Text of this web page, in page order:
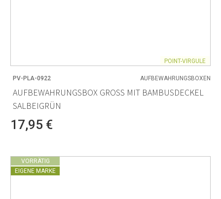
POINT-VIRGULE
PV-PLA-0922 AUFBEWAHRUNGSBOXEN
AUFBEWAHRUNGSBOX GROSS MIT BAMBUSDECKEL S
ALBEIGRÜN
17,95 €
VORRÄTIG
EIGENE MARKE